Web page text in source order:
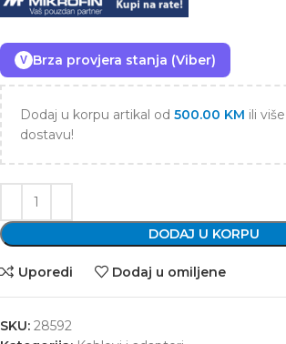
V Brza provjera stanja (Viber)
Dodaj u korpu artikal od 500.00 KM ili
dostavu!
DODAJ U KORPU
Uporedi Dodaj u omiljene
SKU: 28592